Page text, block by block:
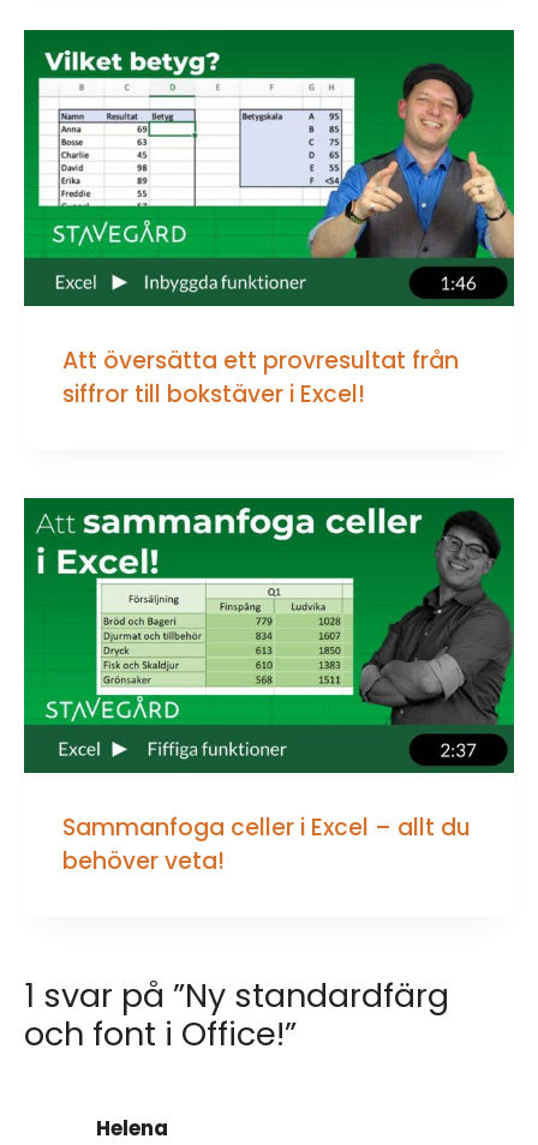
Att översätta ett provresultat från
siffror till bokstäver i Excel!
Sammanfoga celler i Excel – allt du
behöver veta!
1 svar på ”Ny standardfärg
och font i Office!”
Helena